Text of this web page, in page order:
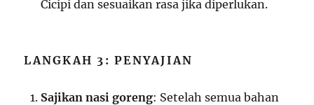
Cicipi dan sesuaikan rasa jika diperlukan.
LANGKAH 3: PENYAJIAN
Sajikan nasi goreng: Setelah semua bahan